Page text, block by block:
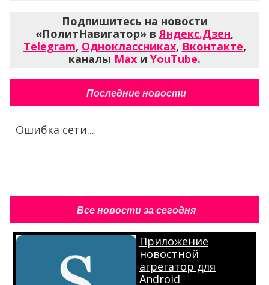
Подпишитесь на новости
«ПолитНавигатор» вЯндекс.Дзен,
Telegram, Одноклассниках, Вконтакте,
каналы Max и YouTube.
Последние новости
Ошибка сети...
Все новости за сегодня
Приложение
новостной
агрегатор для
Android